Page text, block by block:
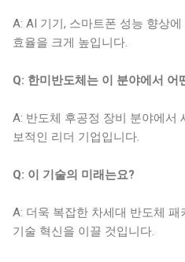
A: AI 기기, 스마트폰 성능 향상
효율을 크게 높입니다.
Q: 한미반도체는 이 분야에서 어
A: 반도체 후공정 장비 분야에서
보적인 리더 기업입니다.
Q: 이 기술의 미래는요?
A: 더욱 복잡한 차세대 반도체
기술 혁신을 이끌 것입니다.